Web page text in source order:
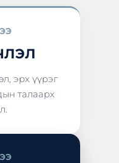
эрх үүрэг
талаарх